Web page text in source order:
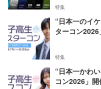
特集
“日本一のイ
ターコン2026
特集
“日本一かわ
コン2026」開